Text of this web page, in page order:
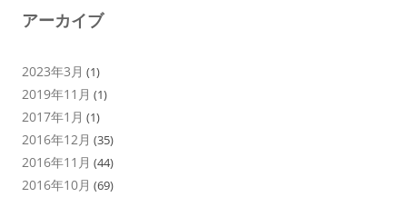
アーカイブ
2023年3月 (1)
2019年11月 (1)
2017年1月 (1)
2016年12月 (35)
2016年11月 (44)
2016年10月 (69)